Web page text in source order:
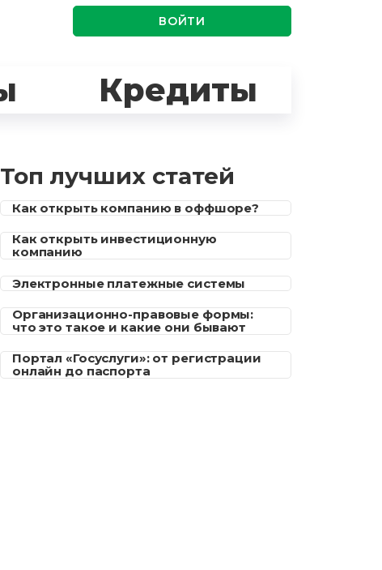
ВОЙТИ
Кредиты
Топ лучших статей
Как открыть компанию в оффшоре?
Как открыть инвестиционную
компанию
Электронные платежные системы
Организационно-правовые формы:
что это такое и какие они бывают
Портал «Госуслуги»: от регистрации
онлайн до паспорта